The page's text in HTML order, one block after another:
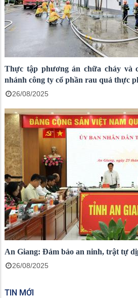
Thực tập phương án chữa cháy và
nhánh công ty cổ phần rau quả thực
26/08/2025
An Giang: Đảm bảo an ninh, trật tự
26/08/2025
TIN MỚI